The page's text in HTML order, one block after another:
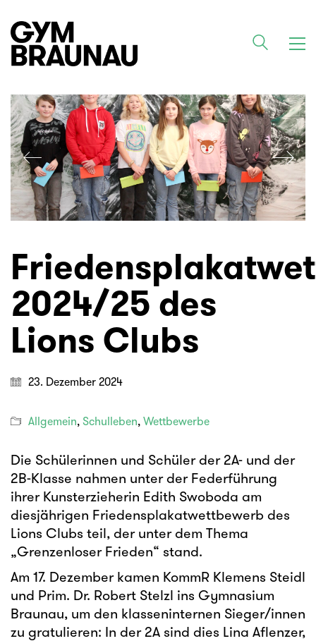
2024/25 des
Lions Clubs
23. Dezember 2024
Allgemein, Schulleben, Wettbewerbe
Die Schülerinnen und Schüler der 2A- und der
2B-Klasse nahmen unter der Federführung
ihrer Kunsterzieherin Edith Swoboda am
diesjährigen Friedensplakatwettbewerb des
Lions Clubs teil, der unter dem Thema
„Grenzenloser Frieden“ stand.
Am 17. Dezember kamen KommR Klemens Steidl
und Prim. Dr. Robert Stelzl ins Gymnasium
Braunau, um den klasseninternen Sieger/innen
zu gratulieren: In der 2A sind dies Lina Aflenzer,